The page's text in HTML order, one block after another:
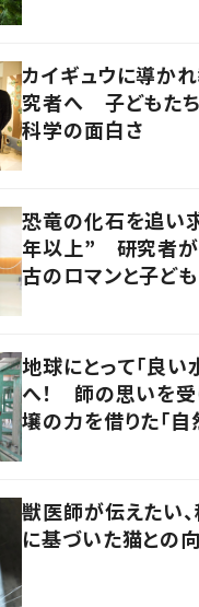
カイギュウに導か
究者へ 子どもた
科学の面白さ
恐竜の化石を追い
年以上” 研究者が
古のロマンと子ど
地球にとって「良い
へ！ 師の思いを受
壌の力を借りた「自
獣医師が伝えたい
に基づいた猫との